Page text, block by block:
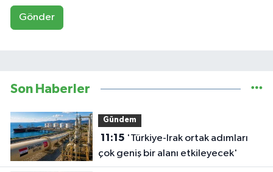
Gönder
Son Haberler
Gündem
11:15
çok geniş bir alanı etkileyecek'